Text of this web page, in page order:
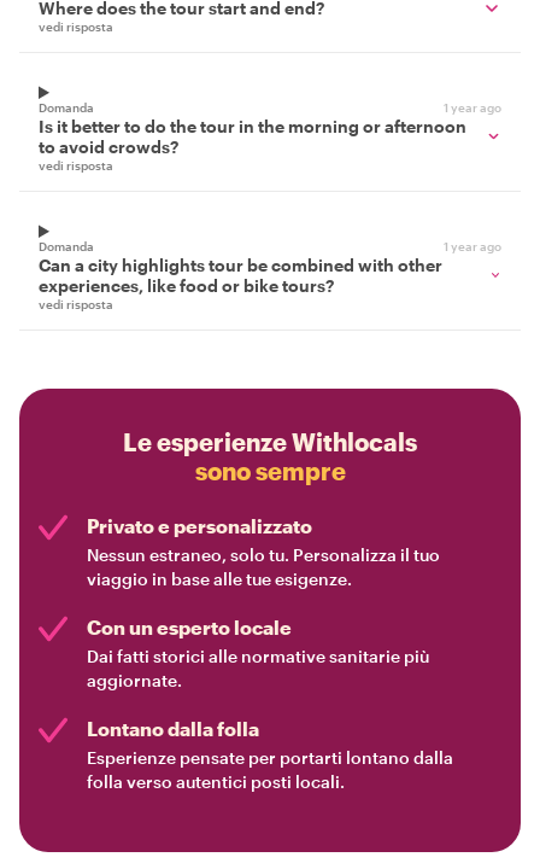
Where does the tour start and end?
vedi risposta
Domanda 1 year ago
Is it better to do the tour in the morning or afternoon
to avoid crowds?
vedi risposta
Domanda 1 year ago
Can a city highlights tour be combined with other
experiences, like food or bike tours?
vedi risposta
Le esperienze Withlocals
sono sempre
Privato e personalizzato
Nessun estraneo, solo tu. Personalizza il tuo
viaggio in base alle tue esigenze.
Con un esperto locale
Dai fatti storici alle normative sanitarie più
aggiornate.
Lontano dalla folla
Esperienze pensate per portarti lontano dalla
folla verso autentici posti locali.